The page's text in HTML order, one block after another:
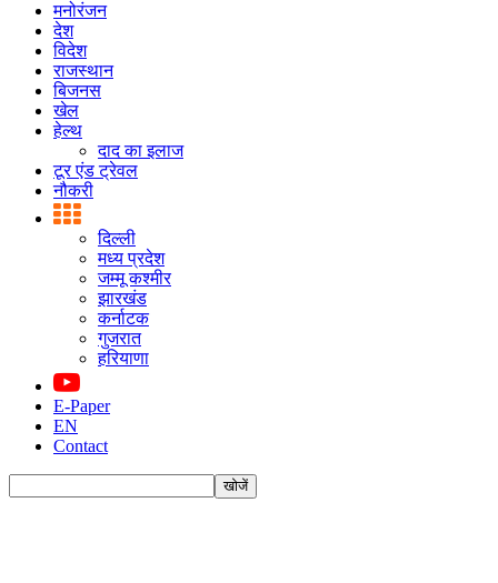
मनोरंजन
देश
विदेश
राजस्थान
बिजनस
खेल
हेल्थ
दाद का इलाज
टूर एंड ट्रेवल
नौकरी
दिल्ली
मध्य प्रदेश
जम्मू कश्मीर
झारखंड
कर्नाटक
गुजरात
हरियाणा
E-Paper
EN
Contact